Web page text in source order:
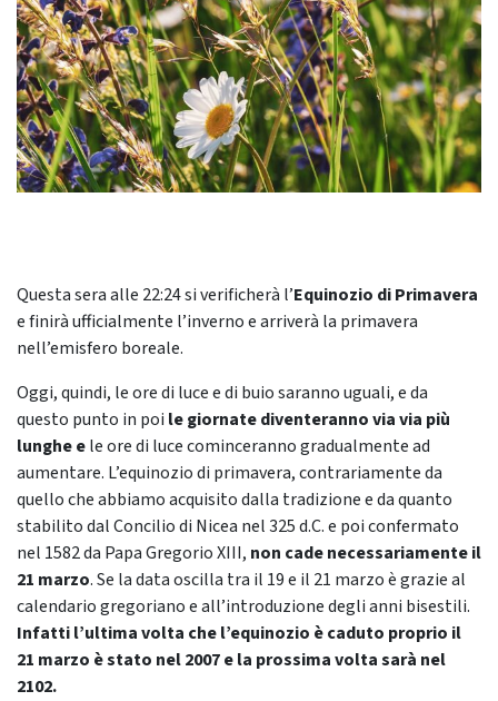
Questa sera alle 22:24 si verificherà l’Equinozio di Primavera
e finirà ufficialmente l’inverno e arriverà la primavera
nell’emisfero boreale.
Oggi, quindi, le ore di luce e di buio saranno uguali, e da
questo punto in poi le giornate diventeranno via via più
lunghe ele ore di luce cominceranno gradualmente ad
aumentare. L’equinozio di primavera, contrariamente da
quello che abbiamo acquisito dalla tradizione e da quanto
stabilito dal Concilio di Nicea nel 325 d.C. e poi confermato
nel 1582 da Papa Gregorio XIII, non cade necessariamente il
21 marzo. Se la data oscilla tra il 19 e il 21 marzo è grazie al
calendario gregoriano e all’introduzione degli anni bisestili.
Infatti l’ultima volta che l’equinozio è caduto proprio il
21 marzo è stato nel 2007 e la prossima volta sarà nel
2102.